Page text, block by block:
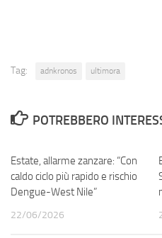
Tag: adnkronos ultimora
POTREBBERO
Estate, allarme zanzare: “Con
caldo ciclo più rapido e rischio
Dengue-West Nile”
22/06/2026